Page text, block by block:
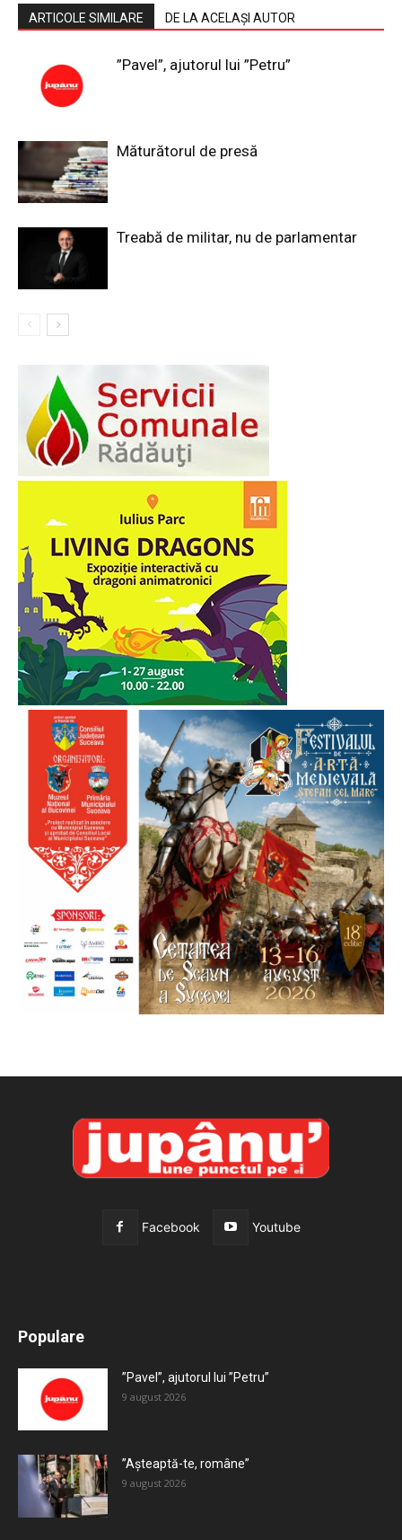
ARTICOLE SIMILARE DE LA ACELAȘI AUTOR
”Pavel”, ajutorul lui ”Petru”
Măturătorul de presă
Treabă de militar, nu de parlamentar
Facebook Youtube
Populare
”Pavel”, ajutorul lui ”Petru”
9 august 2026
”Așteaptă-te, române”
9 august 2026